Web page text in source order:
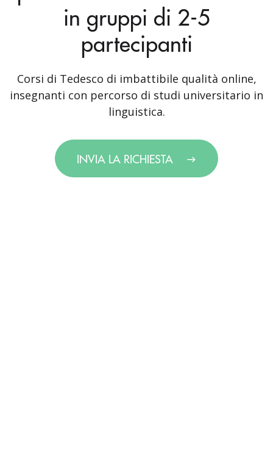
in gruppi di 2-5
partecipanti
Corsi di Tedesco di imbattibile qualità online,
insegnanti con percorso di studi universitario in
linguistica.
INVIA LA RICHIESTA